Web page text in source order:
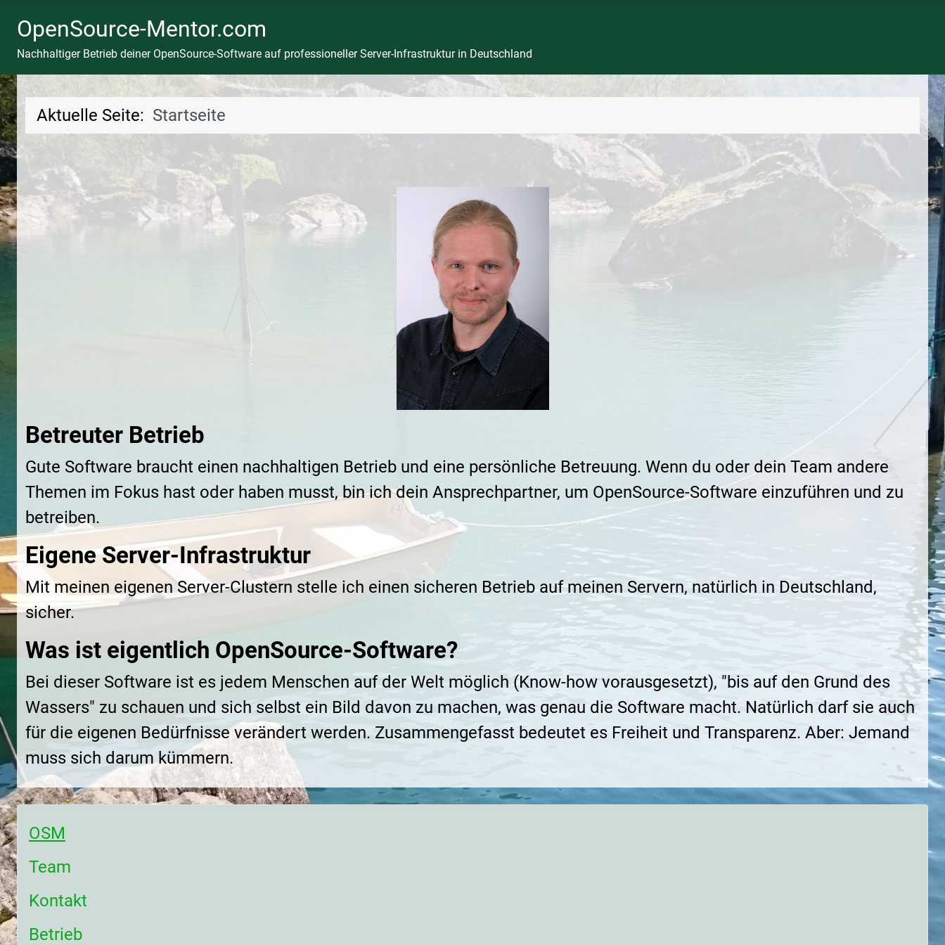
OpenSource-Mentor.com
Nachhaltiger Betrieb deiner OpenSource-Software auf professioneller Server-Infrastruktur in Deutschland
Aktuelle Seite: Startseite
Betreuter Betrieb
Gute Software braucht einen nachhaltigen Betrieb und eine persönliche Betreuung. Wenn du oder dein Team andere
Themen im Fokus hast oder haben musst, bin ich dein Ansprechpartner, um OpenSource-Software einzuführen und zu
betreiben.
Eigene Server-Infrastruktur
Mit meinen eigenen Server-Clustern stelle ich einen sicheren Betrieb auf meinen Servern, natürlich in Deutschland,
sicher.
Was ist eigentlich OpenSource-Software?
Bei dieser Software ist es jedem Menschen auf der Welt möglich (Know-how vorausgesetzt), "bis auf den Grund des
Wassers" zu schauen und sich selbst ein Bild davon zu machen, was genau die Software macht. Natürlich darf sie auch
für die eigenen Bedürfnisse verändert werden. Zusammengefasst bedeutet es Freiheit und Transparenz. Aber: Jemand
muss sich darum kümmern.
OSM
Team
Kontakt
Betrieb